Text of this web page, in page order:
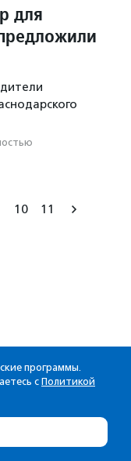
для
10 11
программы.
с Политикой